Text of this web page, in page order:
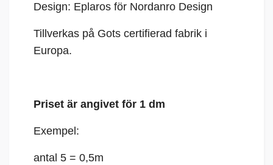
Design: Eplaros för Nordanro Design
Tillverkas på Gots certifierad fabrik i
Europa.
Priset är angivet för 1 dm
Exempel:
antal 5 = 0,5m